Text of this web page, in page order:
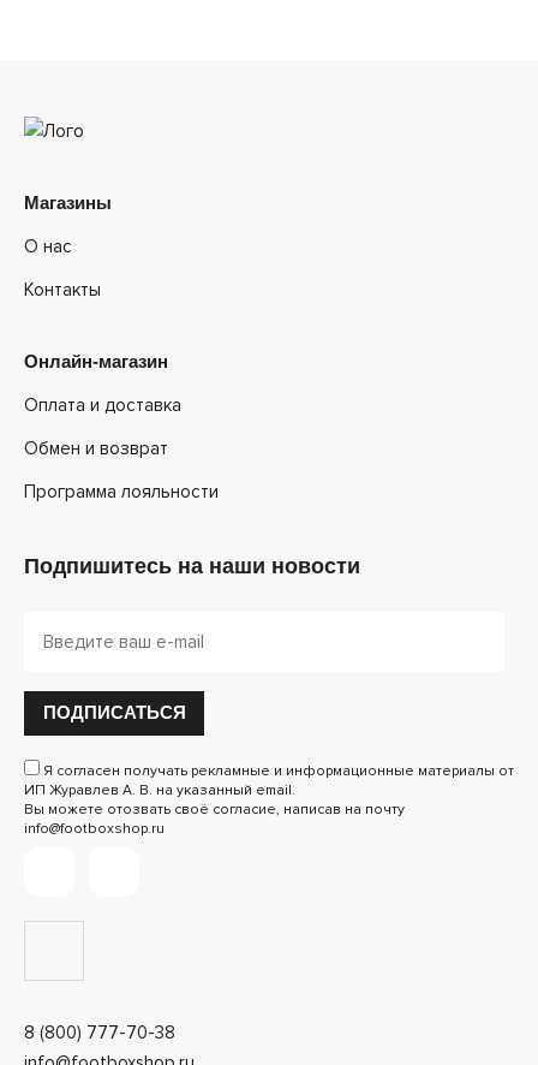
8 (800) 777-70-38
Магазины
О нас
Контакты
Онлайн-магазин
Оплата и доставка
Обмен и возврат
Программа лояльности
Подпишитесь на наши новости
ПОДПИСАТЬСЯ
Я согласен получать рекламные и информационные материалы от
ИП Журавлев А. В. на указанный email.
Вы можете отозвать своё согласие, написав на почту
info@footboxshop.ru